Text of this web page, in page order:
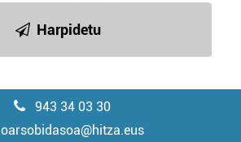
Harpidetu
943 34 03 30
oarsobidasoa@hitza.eus